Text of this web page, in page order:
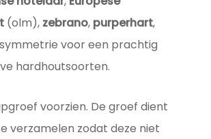
(olm), zebrano, purperhart,
voor een prachtig
hardhoutsoorten.
voorzien. De groef dient
verzamelen zodat deze niet